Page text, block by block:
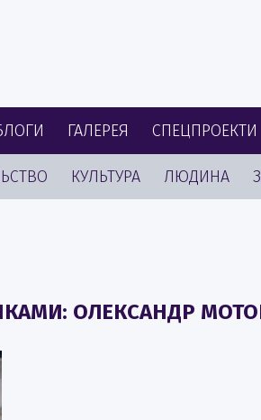
ГАЛЕРЕЯ СПЕЦПРОЕКТИ
КУЛЬТУРА ЛЮДИНА
ОЛЕКСАНДР